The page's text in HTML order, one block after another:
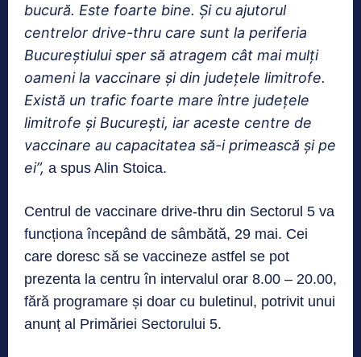
bucură. Este foarte bine. Și cu ajutorul
centrelor drive-thru care sunt la periferia
Bucureștiului sper să atragem cât mai mulți
oameni la vaccinare și din județele limitrofe.
Există un trafic foarte mare între județele
limitrofe și București, iar aceste centre de
vaccinare au capacitatea să-i primească și pe
ei”, a spus Alin Stoica.
Centrul de vaccinare drive-thru din Sectorul 5 va
funcționa începând de sâmbătă, 29 mai. Cei
care doresc să se vaccineze astfel se pot
prezenta la centru în intervalul orar 8.00 – 20.00,
fără programare și doar cu buletinul, potrivit unui
anunț al Primăriei Sectorului 5.